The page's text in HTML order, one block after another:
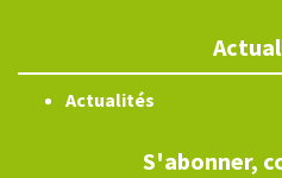
Actualités
S'abonner,